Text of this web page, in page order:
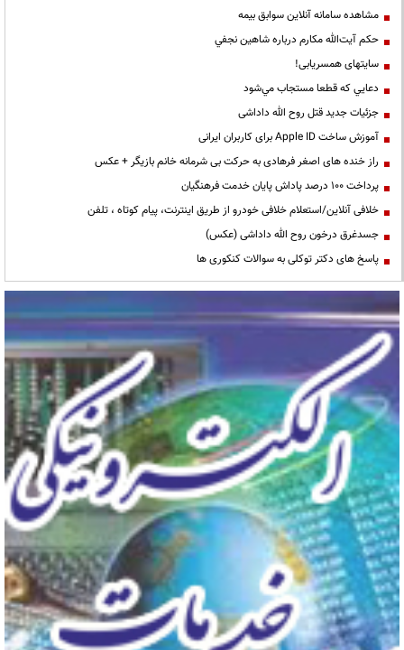
مشاهده سامانه آنلاين سوابق بیمه
حكم آيت‌الله مكارم درباره شاهين نجفي
سایتهای همسریابی!
دعايي كه قطعا مستجاب مي‌شود
جزئیات جدید قتل روح الله داداشی
آموزش ساخت Apple ID برای کاربران ایرانی
راز خنده های اصغر فرهادی به حرکت بی شرمانه خانم بازیگر + عکس
پرداخت ۱۰۰ درصد پاداش پایان خدمت فرهنگیان
خلافی آنلاین/استعلام خلافی خودرو از طریق اینترنت، پیام کوتاه ، تلفن
جسدغرق درخون روح الله داداشی (عکس)
پاسخ های دکتر توکلی به سوالات کنکوری ها